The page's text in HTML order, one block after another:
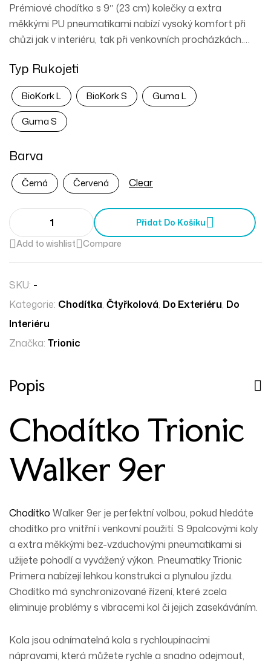
Prémiové chodítko s 9″ (23 cm) kolečky a extra
měkkými PU pneumatikami nabízí vysoký komfort při
chůzi jak v interiéru, tak při venkovních procházkách.
a chodítko je velmi stabilní a snadno ovladatelné.
Kompaktní konstrukce usnadňuje skladování i přepravu.
Ideální mobilní pomůcka pro aktivní uživatele, kteří chtějí
bezpečnou a pohodlnou podporu při každodenním
pohybu.
Typ Rukojeti
BioKork L BioKork S
Guma L
Guma S
Barva
Černá Červená Clear
Přidat Do Košíku
Add to wishlist
Compare
SKU: -
Kategorie: Chodítka, Čtyřkolová, Do Exteriéru, Do
Interiéru
Značka: Trionic
Popis
Chodítko Trionic
Walker 9er
Chodítko Walker 9er je perfektní volbou, pokud hledáte
chodítko pro vnitřní i venkovní použití. S 9palcovými koly
a extra měkkými bez-vzduchovými pneumatikami si
užijete pohodlí a vyvážený výkon. Pneumatiky Trionic
Primera nabízejí lehkou konstrukci a plynulou jízdu.
Chodítko má synchronizované řízení, které zcela
eliminuje problémy s vibracemi kol či jejich zasekáváním.
Kola jsou odnímatelná kola s rychloupínacími
nápravami, která můžete rychle a snadno odejmout,